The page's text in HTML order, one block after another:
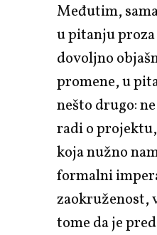
Međutim,
u pitanju
dovoljno
promene, u
nešto drugo:
radi o
koja nužno
formalni
zaokruženost,
tome da je